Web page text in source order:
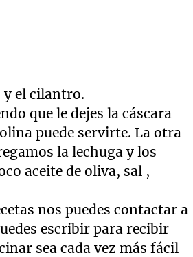
y el cilantro.
que le dejes la cáscara
puede servirte. La otra
la lechuga y los
aceite de oliva, sal ,
nos puedes contactar a
escribir para recibir
sea cada vez más fácil